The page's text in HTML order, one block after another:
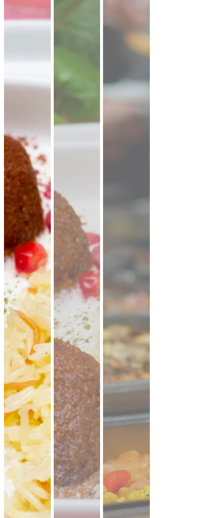
auch mit heißen Gerichten
Alles
CATERING PLATTEN
Hier kannst du dir dein Catering selbst zusammenstellen.
Beispiel: bei 20 Personen reichen ungefähr 10-11 XL-Platten.
Denk an eine gute Mischung aus mehreren Platten Brot,
Aufstriche, Salate, Fingerfood.
Mini Pitabrot
vegan
weicher Hefeteig · ideal zum füllen, dippen
& teilen.Fingerfood · für Mezze & Buffets
ab 17,00 € für 20 ×
(inkl. MwSt.)
Mini Falafel Bites
vegan
100 % Kichererbsen, fein gewürzt, mit
cremigem Tahini.
Events & Buffets
19,90 € für 1 ×
(inkl. MwSt.)
Falafel mit Tahini
vegan
knusprige Falafel aus Kichererbsen mit